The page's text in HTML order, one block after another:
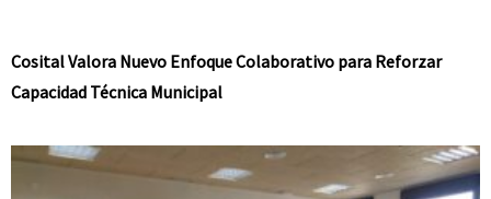
Cosital Valora Nuevo Enfoque Colaborativo para Reforzar
Capacidad Técnica Municipal